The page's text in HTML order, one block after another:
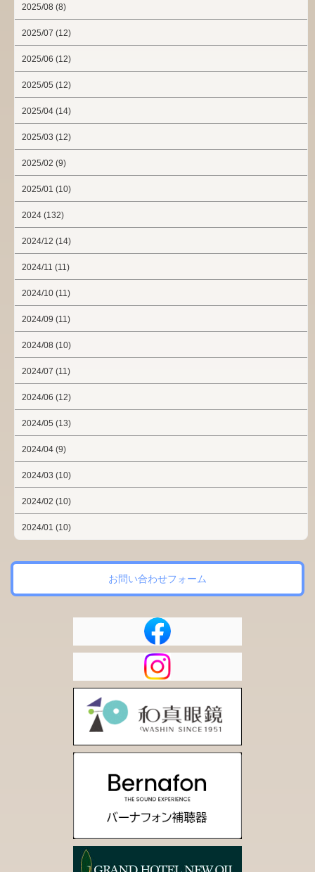
2025/08 (8)
2025/07 (12)
2025/06 (12)
2025/05 (12)
2025/04 (14)
2025/03 (12)
2025/02 (9)
2025/01 (10)
2024 (132)
2024/12 (14)
2024/11 (11)
2024/10 (11)
2024/09 (11)
2024/08 (10)
2024/07 (11)
2024/06 (12)
2024/05 (13)
2024/04 (9)
2024/03 (10)
2024/02 (10)
2024/01 (10)
お問い合わせフォーム